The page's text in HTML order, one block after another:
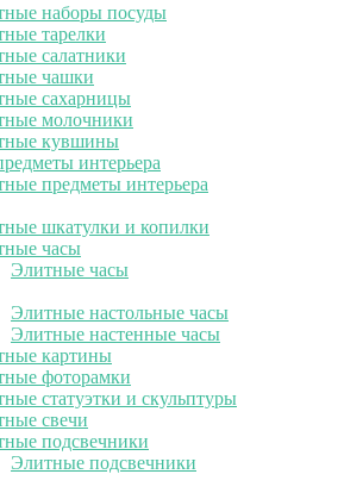
наборы посуды
тарелки
салатники
чашки
сахарницы
молочники
кувшины
интерьера
предметы интерьера
шкатулки и копилки
часы
Элитные часы
Элитные настольные часы
Элитные настенные часы
картины
фоторамки
статуэтки и скульптуры
свечи
подсвечники
Элитные подсвечники